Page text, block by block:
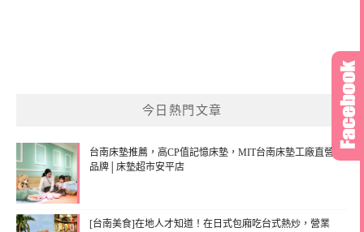
今日熱門文章
台南床墊推薦，高CP值記憶床墊，MIT台南床墊工廠直營
品牌│床墊超市安平店
[台南美食]在地人才知道！在日式包廂吃台式熱炒，營業